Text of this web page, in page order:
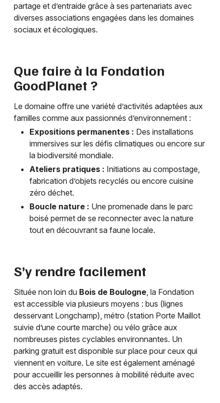
75 - Paris
Mon email
Je m'abonne
partage et d’entraide grâce à ses partenariats avec
diverses associations engagées dans les domaines
sociaux et écologiques.
Que faire à la Fondation
GoodPlanet ?
Le domaine offre une variété d’activités adaptées aux
familles comme aux passionnés d’environnement :
Expositions permanentes : Des installations
immersives sur les défis climatiques ou encore sur
la biodiversité mondiale.
Ateliers pratiques : Initiations au compostage,
fabrication d’objets recyclés ou encore cuisine
zéro déchet.
Boucle nature : Une promenade dans le parc
boisé permet de se reconnecter avec la nature
tout en découvrant sa faune locale.
S’y rendre facilement
Située non loin du Bois de Boulogne, la Fondation
est accessible via plusieurs moyens : bus (lignes
desservant Longchamp), métro (station Porte Maillot
suivie d’une courte marche) ou vélo grâce aux
nombreuses pistes cyclables environnantes. Un
parking gratuit est disponible sur place pour ceux qui
viennent en voiture. Le site est également aménagé
pour accueillir les personnes à mobilité réduite avec
des accès adaptés.